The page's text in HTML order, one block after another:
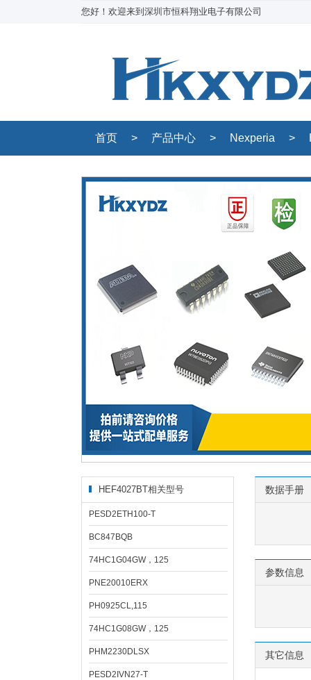
您好！欢迎来到深圳市恒科翔业电子有限公司
首页 > 产品中心 > Nexperia >
HEF4027BT相关型号
PESD2ETH100-T
BC847BQB
74HC1G04GW，125
PNE20010ERX
PH0925CL,115
74HC1G08GW，125
PHM2230DLSX
PESD2IVN27-T
数据手册
参数信息
其它信息